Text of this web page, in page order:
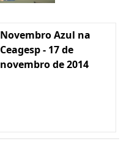
Novembro Azul na
Ceagesp - 17 de
novembro de 2014